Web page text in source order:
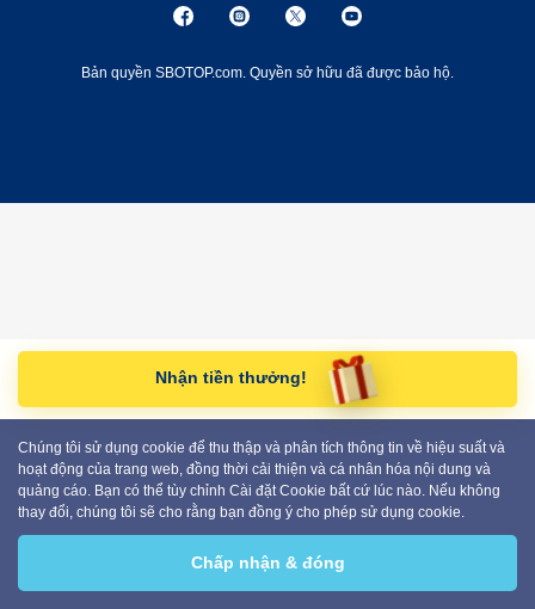
Bản quyền SBOTOP.com. Quyền sở hữu đã được bảo hộ.
Nhận tiền thưởng!
Chúng tôi sử dụng cookie để thu thập và phân tích thông tin về hiệu suất và
hoạt động của trang web, đồng thời cải thiện và cá nhân hóa nội dung và
quảng cáo. Bạn có thể tùy chỉnh Cài đặt Cookie bất cứ lúc nào. Nếu không
thay đổi, chúng tôi sẽ cho rằng bạn đồng ý cho phép sử dụng cookie.
Chấp nhận & đóng